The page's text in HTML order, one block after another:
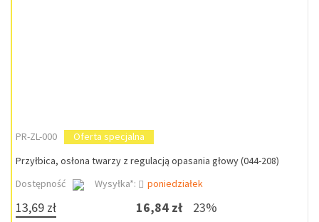
PR-ZL-000
Oferta specjalna
Przyłbica, osłona twarzy z regulacją opasania głowy (044-208)
Dostępność
Wysyłka*: poniedziałek
13,69 zł 16,84 zł 23%